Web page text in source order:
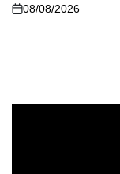
08/08/2026